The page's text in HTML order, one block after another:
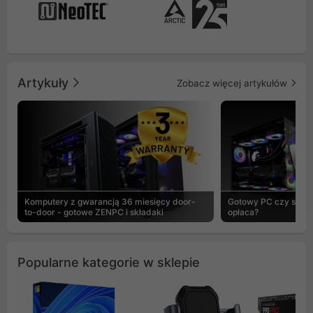
Artykuły Zobacz więcej artykułów
Komputery z gwarancją 36 miesięcy door-
to-door - gotowe ZENPC i składaki
Gotowy PC czy
opłaca?
Popularne kategorie w sklepie